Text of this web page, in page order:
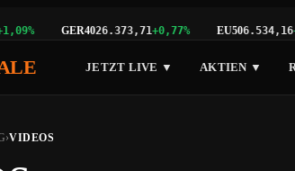
GER4026.373,71+0,77% EU506.534,16
JETZT LIVE ▼ AKTIEN ▼
›VIDEOS